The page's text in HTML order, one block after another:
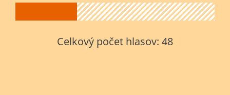
Celkový počet hlasov: 48